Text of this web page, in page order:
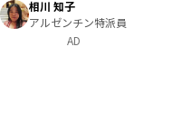
相川 知子
アルゼンチン特派員
AD